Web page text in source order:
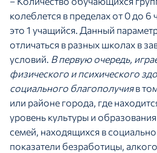
колеблется в пределах от 0 до 6
это 1 учащийся. Данный
отличаться в разных школах в
условий. В первую очередь,
физического и психического
социального благополучияв
или районе города, где
уровень культуры и
семей, находящихся в
показатели безработицы,